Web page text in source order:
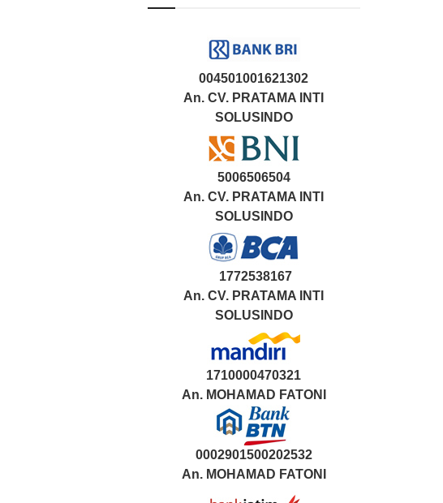
004501001621302
An. CV. PRATAMA INTI
SOLUSINDO
5006506504
An. CV. PRATAMA INTI
SOLUSINDO
1772538167
An. CV. PRATAMA INTI
SOLUSINDO
1710000470321
An. MOHAMAD FATONI
0002901500202532
An. MOHAMAD FATONI